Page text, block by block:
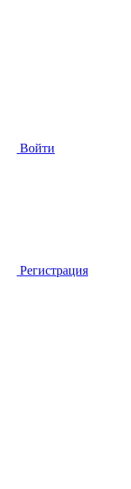
Войти
Регистрация